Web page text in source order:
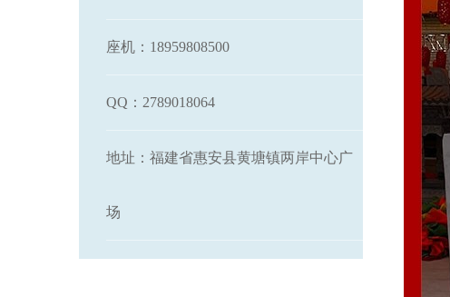
座机：18959808500
QQ：2789018064
地址：福建省惠安县黄塘镇两岸中心广
场